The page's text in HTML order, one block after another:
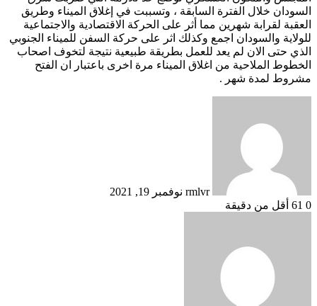
السودان خلال الفترة السابقة ، وتسببت في إغلاق الميناء وطريق
العقبة لقرابة شهرين مما أثر على الحركة الاقتصادية والاجتماعية
للولاية والسودان اجمع وكذلك اثر على حركة السفن للميناء الجنوبي
الذي حتى الان لم يعد للعمل بطريقة طبيعية نتيجة لتخوف اصحاب
الخطوط الملاحية من اغلاق الميناء مرة اخرى باعتبار ان الفتح
مشروط لمدة شهر .
rmlvr نوفمبر 19, 2021
0
أقل من دقيقة